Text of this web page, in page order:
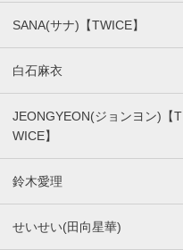
SANA(サナ)【TWICE】
白石麻衣
JEONGYEON(ジョンヨン)【T
WICE】
鈴木愛理
せいせい(田向星華)